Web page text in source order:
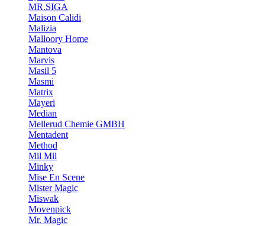
MR.SIGA
Maison Calidi
Malizia
Malloory Home
Mantova
Marvis
Masil 5
Masmi
Matrix
Mayeri
Median
Mellerud Chemie GMBH
Mentadent
Method
Mil Mil
Minky
Mise En Scene
Mister Magic
Miswak
Movenpick
Mr. Magic